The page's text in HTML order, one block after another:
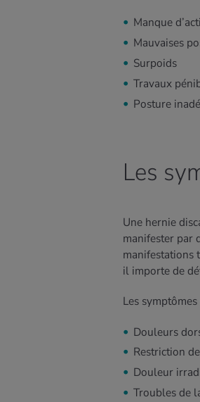
Manque
Mauvaises
Surpoids
Travaux
Posture
Les
Une hernie
manifester par
manifestations
il importe de
Les
Douleurs
Restriction
Douleur
Troubles de